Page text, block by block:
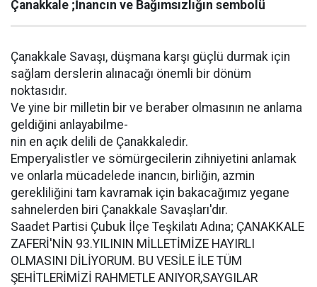
Çanakkale ;İnancın ve Bağımsızlığın sembolü
Çanakkale Savaşı, düşmana karşı güçlü durmak için
sağlam derslerin alınacağı önemli bir dönüm
noktasıdır.
Ve yine bir milletin bir ve beraber olmasının ne anlama
geldiğini anlayabilme-
nin en açık delili de Çanakkaledir.
Emperyalistler ve sömürgecilerin zihniyetini anlamak
ve onlarla mücadelede inancın, birliğin, azmin
gerekliliğini tam kavramak için bakacağımız yegane
sahnelerden biri Çanakkale Savaşları'dır.
Saadet Partisi Çubuk İlçe Teşkilatı Adına; ÇANAKKALE
ZAFERİ'NİN 93.YILININ MİLLETİMİZE HAYIRLI
OLMASINI DİLİYORUM. BU VESİLE İLE TÜM
ŞEHİTLERİMİZİ RAHMETLE ANIYOR,SAYGILAR